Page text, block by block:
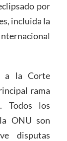
por
incluida la
a la Corte
rama
Todos los
ONU son
disputas